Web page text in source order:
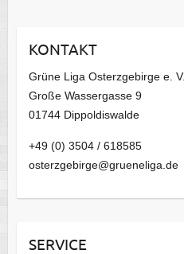
v
KONTAKT
Grüne Liga Osterzgebirge e. V.
Große Wassergasse 9
01744 Dippoldiswalde
+49 (0) 3504 / 618585
osterzgebirge@grueneliga.de
SERVICE